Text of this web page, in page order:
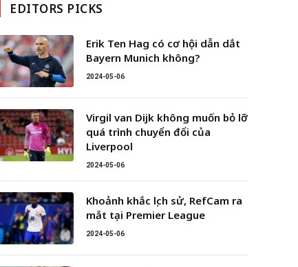
EDITORS PICKS
Erik Ten Hag có cơ hội dẫn dắt
Bayern Munich không?
2024-05-06
Virgil van Dijk không muốn bỏ lỡ
quá trình chuyển đổi của
Liverpool
2024-05-06
Khoảnh khắc lịch sử, RefCam ra
mắt tại Premier League
2024-05-06